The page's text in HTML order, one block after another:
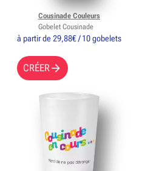
à partir de 29,88€ / 10 gobelets
CRÉER
Cousinade Couleurs
Gobelet Cousinade